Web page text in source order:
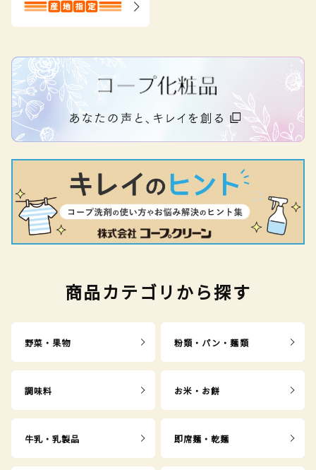
商品カテゴリから探す
野菜・果物 粉類・パン・麺類
調味料 お米・お餅
牛乳・乳製品 即席麺・乾麺